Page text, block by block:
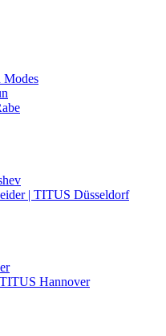
| TITUS Düsseldorf
Hannover